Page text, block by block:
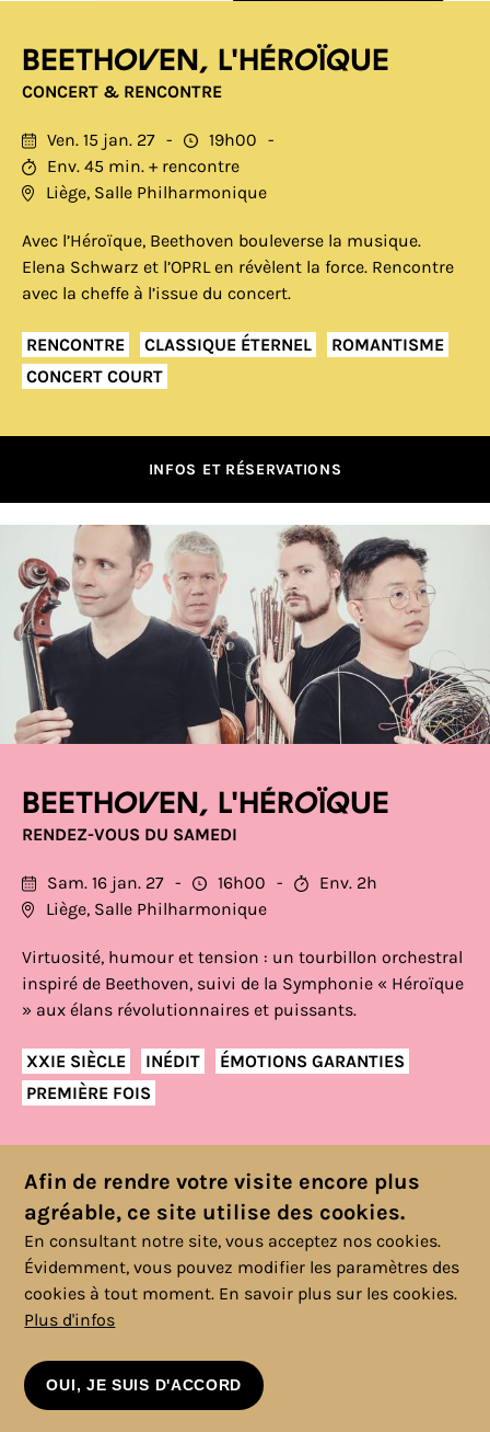
Beethoven, L'Héroïque
CONCERT & RENCONTRE
Ven. 15 jan. 27
19h00
Env. 45 min. + rencontre
Liège, Salle Philharmonique
Avec l’Héroïque, Beethoven bouleverse la musique.
Elena Schwarz et l’OPRL en révèlent la force. Rencontre
avec la cheffe à l’issue du concert.
RENCONTRE CLASSIQUE ÉTERNEL
ROMANTISME
CONCERT COURT
INFOS ET RÉSERVATIONS
Beethoven, L'Héroïque
RENDEZ-VOUS DU SAMEDI
Sam. 16 jan. 27 16h00
Env. 2h
Liège, Salle Philharmonique
Virtuosité, humour et tension : un tourbillon orchestral
inspiré de Beethoven, suivi de la Symphonie « Héroïque
» aux élans révolutionnaires et puissants.
XXIE SIÈCLE INÉDIT
ÉMOTIONS GARANTIES
PREMIÈRE FOIS
INFOS ET RÉSERVATIONS
Afin de rendre votre visite encore plus
agréable, ce site utilise des cookies.
En consultant notre site, vous acceptez nos cookies.
Évidemment, vous pouvez modifier les paramètres des
cookies à tout moment. En savoir plus sur les cookies.
Plus d'infos
OUI, JE SUIS D'ACCORD